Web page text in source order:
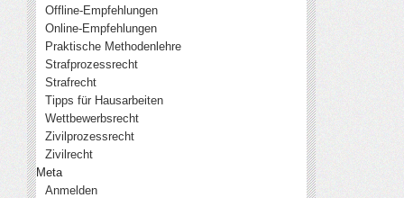
Offline-Empfehlungen
Online-Empfehlungen
Praktische Methodenlehre
Strafprozessrecht
Strafrecht
Tipps für Hausarbeiten
Wettbewerbsrecht
Zivilprozessrecht
Zivilrecht
Meta
Anmelden